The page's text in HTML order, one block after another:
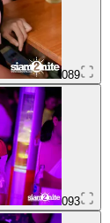
089
093